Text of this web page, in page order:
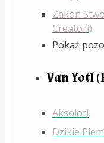
Zakon
Creatori)
Pokaż
Van Yotl
Aksolotl
Dzikie